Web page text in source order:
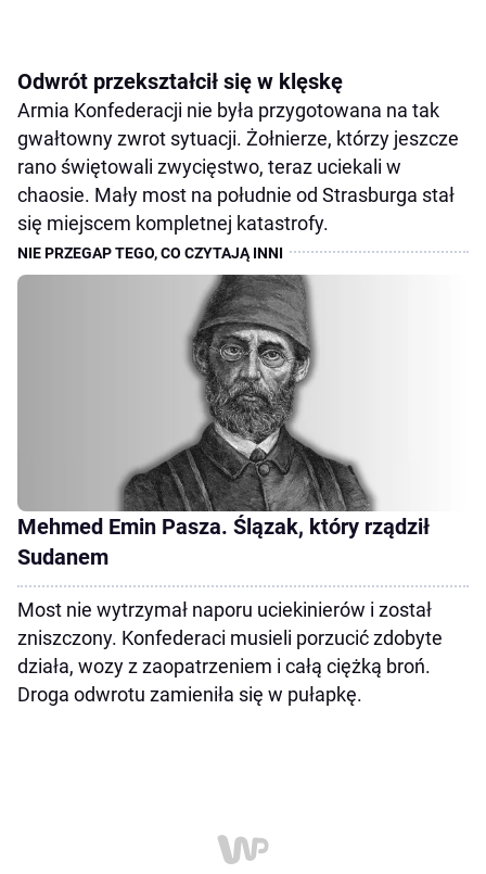
Odwrót przekształcił się w klęskę
Armia Konfederacji nie była przygotowana na tak
gwałtowny zwrot sytuacji. Żołnierze, którzy jeszcze
rano świętowali zwycięstwo, teraz uciekali w
chaosie. Mały most na południe od Strasburga stał
się miejscem kompletnej katastrofy.
Mehmed Emin Pasza. Ślązak, który rządził
Sudanem
Most nie wytrzymał naporu uciekinierów i został
zniszczony. Konfederaci musieli porzucić zdobyte
działa, wozy z zaopatrzeniem i całą ciężką broń.
Droga odwrotu zamieniła się w pułapkę.